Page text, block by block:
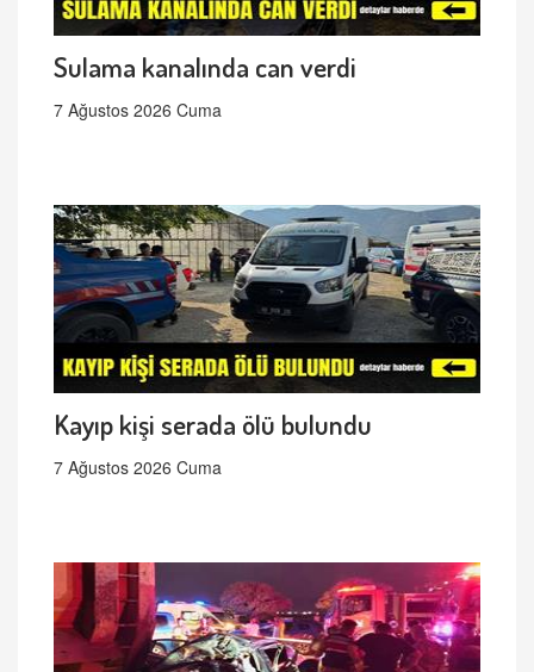
Sulama kanalında can verdi
7 Ağustos 2026 Cuma
Kayıp kişi serada ölü bulundu
7 Ağustos 2026 Cuma